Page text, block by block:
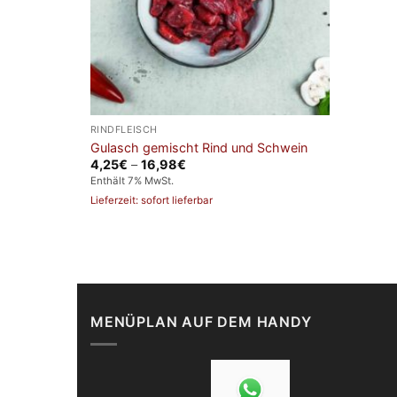
RINDFLEISCH
Gulasch gemischt Rind und Schwein
4,25€ –16,98€Preisspanne:
16,98€
Enthält 7% MwSt.
Lieferzeit: sofort lieferbar
MENÜPLAN AUF DEM HANDY